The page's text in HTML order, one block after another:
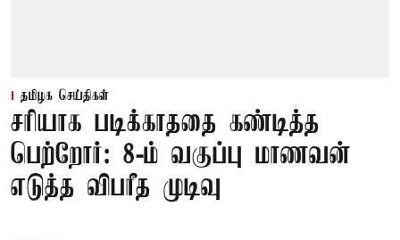
தமிழக செய்திகள்
சரியாக படிக்காததை கண்டித்த
பெற்றோர்: 8-ம் வகுப்பு மாணவன்
எடுத்த விபரீத முடிவு